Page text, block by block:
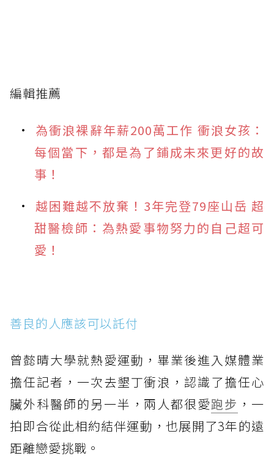
編輯推薦
為衝浪裸辭年薪200萬工作 衝浪女孩：
每個當下，都是為了鋪成未來更好的故
事！
越困難越不放棄！3年完登79座山岳 超
甜醫檢師：為熱愛事物努力的自己超可
愛！
善良的人應該可以託付
曾懿晴大學就熱愛運動，畢業後進入媒體業
擔任記者，一次去墾丁衝浪，認識了擔任心
臟外科醫師的另一半，兩人都很愛跑步 ，一
拍即合從此相約結伴運動，也展開了3年的遠
距離戀愛挑戰。